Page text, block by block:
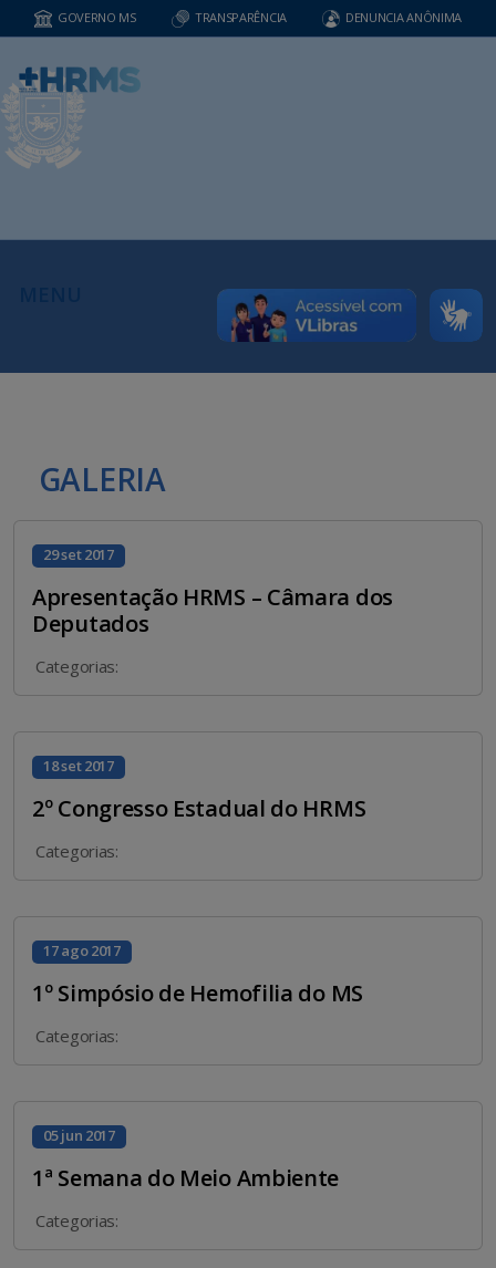
GOVERNO MS TRANSPARÊNCIA DENUNCIA ANÔNIMA
GALERIA
29 set 2017
Apresentação HRMS – Câmara dos
Deputados
Categorias:
18 set 2017
2º Congresso Estadual do HRMS
Categorias:
17 ago 2017
1º Simpósio de Hemofilia do MS
Categorias:
05 jun 2017
1ª Semana do Meio Ambiente
Categorias: